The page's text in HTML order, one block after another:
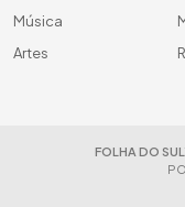
Música
Artes
FOLHA DO SUL